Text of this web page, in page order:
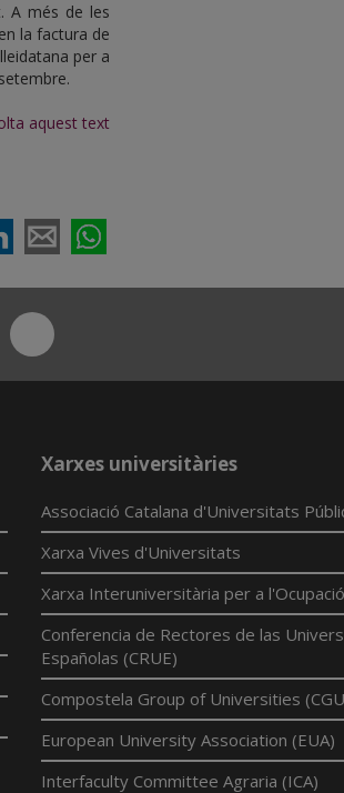
A més de les
la factura de
per a
aquest text
Bluesky
Xarxes universitàries
Associació Catalana d'Universitats
Xarxa Vives d'Universitats
Xarxa Interuniversitària per a l'Ocupació
Conferencia de Rectores de las
Españolas (CRUE)
Compostela Group of Universities
European University Association (EUA)
Interfaculty Committee Agraria (ICA)